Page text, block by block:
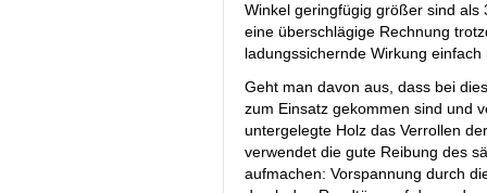
Winkel geringfügig größer sind
eine überschlägige Rechnung
ladungssichernde Wirkung
Geht man davon aus, dass bei
zum Einsatz gekommen sind und
untergelegte Holz das Verrollen
verwendet die gute Reibung des
aufmachen: Vorspannung durch